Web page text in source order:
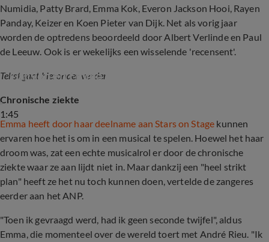
Numidia, Patty Brard, Emma Kok, Everon Jackson Hooi, Rayen
Panday, Keizer en Koen Pieter van Dijk. Net als vorig jaar
worden de optredens beoordeeld door Albert Verlinde en Paul
de Leeuw. Ook is er wekelijks een wisselende 'recensent'.
Tekst gaat hieronder verder
1:45
Gallyon en Emma Kok over Stars on Stage
Chronische ziekte
Emma heeft door haar deelname aan Stars on Stage kunnen
ervaren hoe het is om in een musical te spelen. Hoewel het haar
droom was, zat een echte musicalrol er door de chronische
ziekte waar ze aan lijdt niet in. Maar dankzij een "heel strikt
plan" heeft ze het nu toch kunnen doen, vertelde de zangeres
eerder aan het ANP.
"Toen ik gevraagd werd, had ik geen seconde twijfel", aldus
Emma, die momenteel over de wereld toert met André Rieu. "Ik